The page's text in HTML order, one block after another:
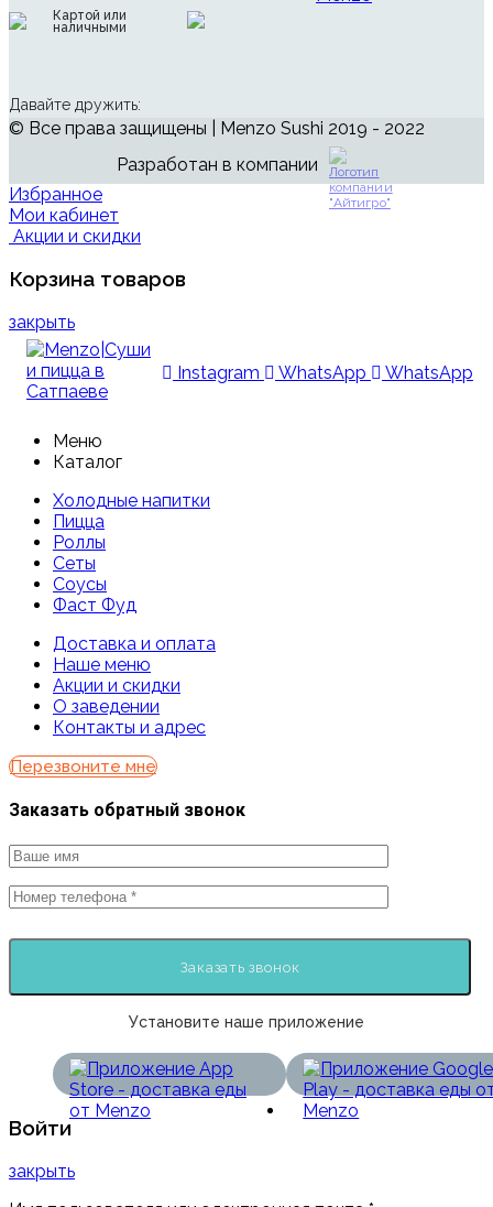
Картой или
наличными
Давайте дружить:
© Все права защищены | Menzo Sushi 2019 - 2022
Разработан в компании
Избранное
Мои кабинет
Акции и скидки
Корзина товаров
закрыть
Instagram WhatsApp WhatsApp
Меню
Каталог
Холодные напитки
Пицца
Роллы
Сеты
Соусы
Фаст Фуд
Доставка и оплата
Наше меню
Акции и скидки
О заведении
Контакты и адрес
Перезвоните мне
Заказать обратный звонок
Установите наше приложение
Войти
закрыть